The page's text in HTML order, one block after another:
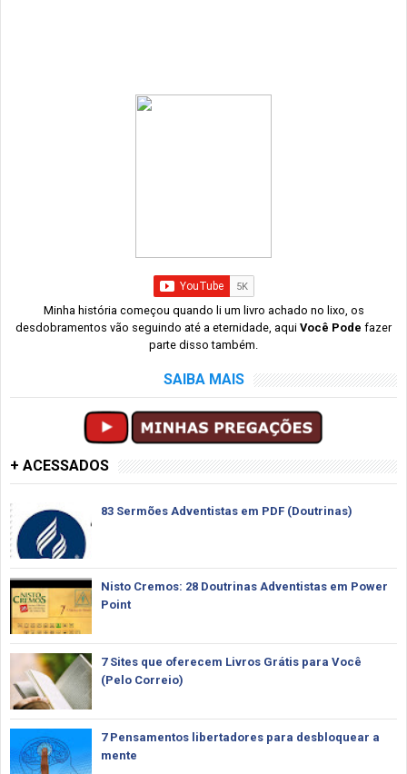
Minha história começou quando li um livro achado no lixo, os
desdobramentos vão seguindo até a eternidade, aqui Você Pode fazer
parte disso também.
SAIBA MAIS
+ ACESSADOS
83 Sermões Adventistas em PDF (Doutrinas)
Nisto Cremos: 28 Doutrinas Adventistas em Power
Point
7 Sites que oferecem Livros Grátis para Você
(Pelo Correio)
7 Pensamentos libertadores para desbloquear a
mente